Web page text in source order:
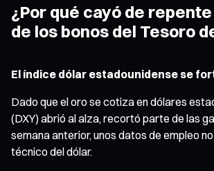
¿Por qué cayó de
de los bonos del Tesoro de
El índice dólar estadounidense se
Dado que el oro se cotiza en dólares
(DXY) abrió al alza, recortó parte de las
semana anterior, unos datos de empleo
técnico del dólar.